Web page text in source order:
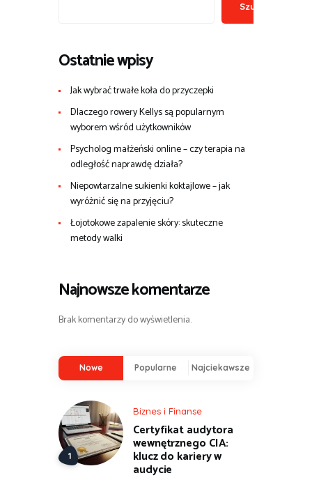
Szukaj
Ostatnie wpisy
Jak wybrać trwałe koła do przyczepki
Dlaczego rowery Kellys są popularnym
wyborem wśród użytkowników
Psycholog małżeński online – czy terapia na
odległość naprawdę działa?
Niepowtarzalne sukienki koktajlowe – jak
wyróżnić się na przyjęciu?
Łojotokowe zapalenie skóry: skuteczne
metody walki
Najnowsze komentarze
Brak komentarzy do wyświetlenia.
Nowe Popularne Najciekawsze
Biznes i Finanse
Certyfikat audytora
wewnętrznego CIA:
klucz do kariery w
audycie